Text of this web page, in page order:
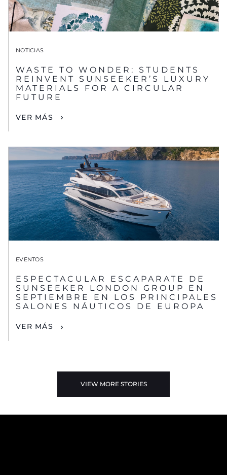
NOTICIAS
WASTE TO WONDER: STUDENTS
REINVENT SUNSEEKER’S LUXURY
MATERIALS FOR A CIRCULAR
FUTURE
VER MÁS
EVENTOS
ESPECTACULAR ESCAPARATE DE
SUNSEEKER LONDON GROUP EN
SEPTIEMBRE EN LOS PRINCIPALES
SALONES NÁUTICOS DE EUROPA
VER MÁS
VIEW MORE STORIES